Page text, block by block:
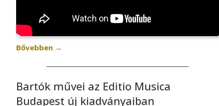
Bővebben →
Bartók művei az Editio Musica
Budapest új kiadványaiban